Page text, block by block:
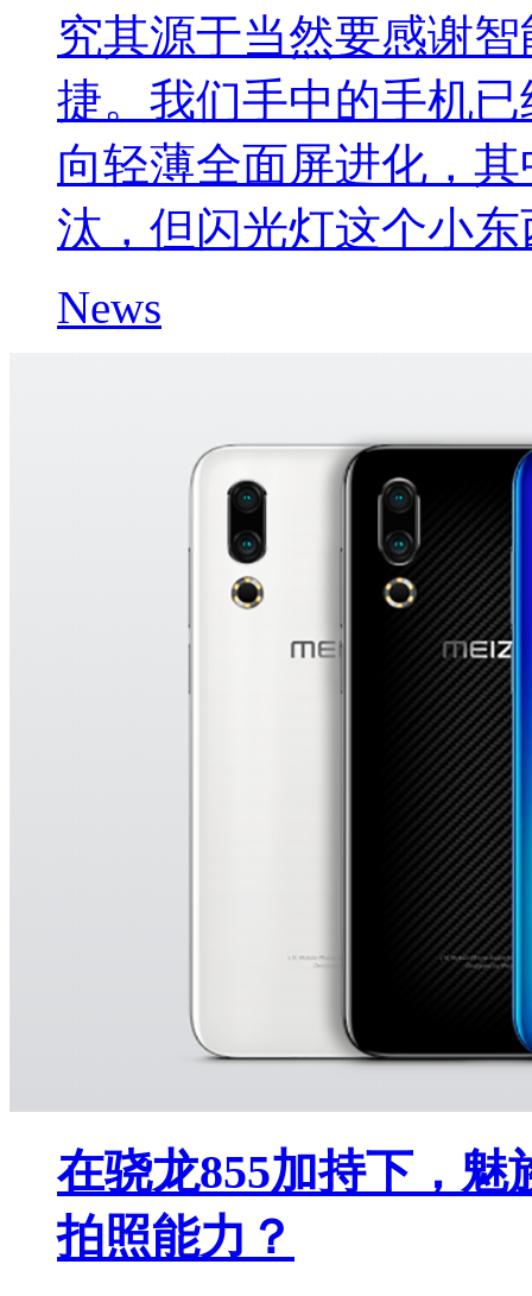
究其源于当然要感谢
捷。我们手中的手机
向轻薄全面屏进化，
汰，但闪光灯这个小
News
在骁龙855加持下，魅
拍照能力？